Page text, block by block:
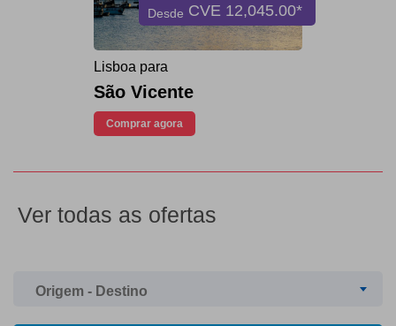
Desde CVE 12,045.00*
Lisboa para
São Vicente
Comprar agora
Ver todas as ofertas
Origem - Destino